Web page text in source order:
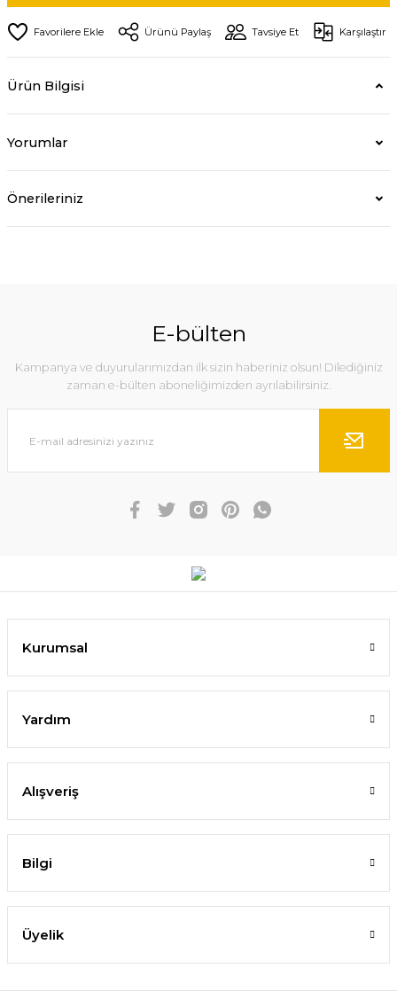
Ürünü Paylaş Tavsiye Et Karşılaştır
Ürün Bilgisi
Yorumlar
Önerileriniz
E-bülten
Kampanya ve duyurularımızdan ilk sizin haberiniz olsun! Dilediğiniz
zaman e-bülten aboneliğimizden ayrılabilirsiniz.
Kurumsal
Yardım
Alışveriş
Bilgi
Üyelik